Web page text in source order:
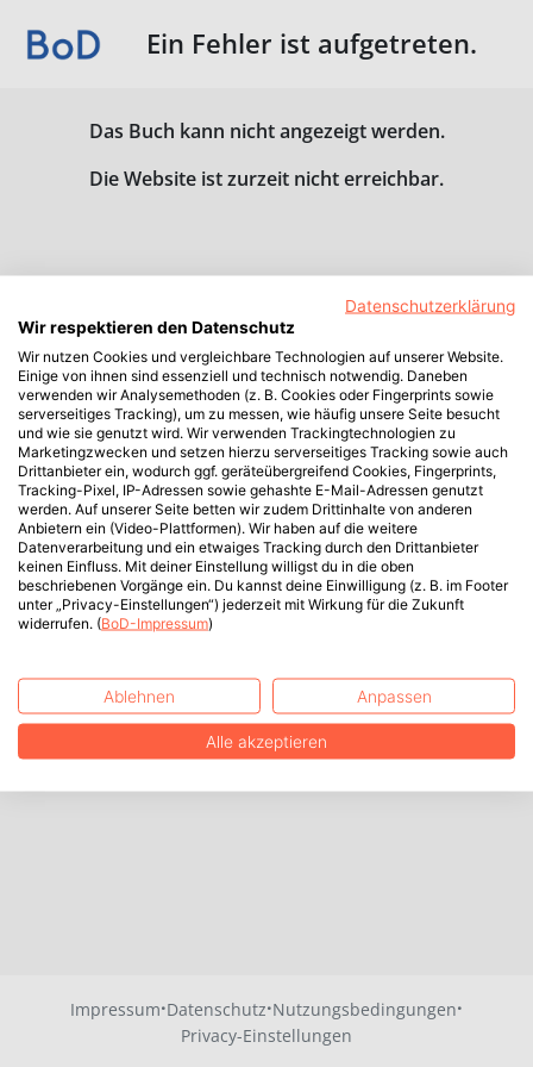
Ein Fehler ist aufgetreten.
Das Buch kann nicht angezeigt werden.
Die Website ist zurzeit nicht erreichbar.
Impressum·Datenschutz·Nutzungsbedingungen·
Privacy-Einstellungen
Datenschutzerklärung
Wir respektieren den Datenschutz
Wir nutzen Cookies und vergleichbare Technologien auf unserer Website.
Einige von ihnen sind essenziell und technisch notwendig. Daneben
verwenden wir Analysemethoden (z. B. Cookies oder Fingerprints sowie
serverseitiges Tracking), um zu messen, wie häufig unsere Seite besucht
und wie sie genutzt wird. Wir verwenden Trackingtechnologien zu
Marketingzwecken und setzen hierzu serverseitiges Tracking sowie auch
Drittanbieter ein, wodurch ggf. geräteübergreifend Cookies, Fingerprints,
Tracking-Pixel, IP-Adressen sowie gehashte E-Mail-Adressen genutzt
werden. Auf unserer Seite betten wir zudem Drittinhalte von anderen
Anbietern ein (Video-Plattformen). Wir haben auf die weitere
Datenverarbeitung und ein etwaiges Tracking durch den Drittanbieter
keinen Einfluss. Mit deiner Einstellung willigst du in die oben
beschriebenen Vorgänge ein. Du kannst deine Einwilligung (z. B. im Footer
unter „Privacy-Einstellungen“) jederzeit mit Wirkung für die Zukunft
widerrufen. (BoD-Impressum)
Ablehnen Anpassen
Alle akzeptieren